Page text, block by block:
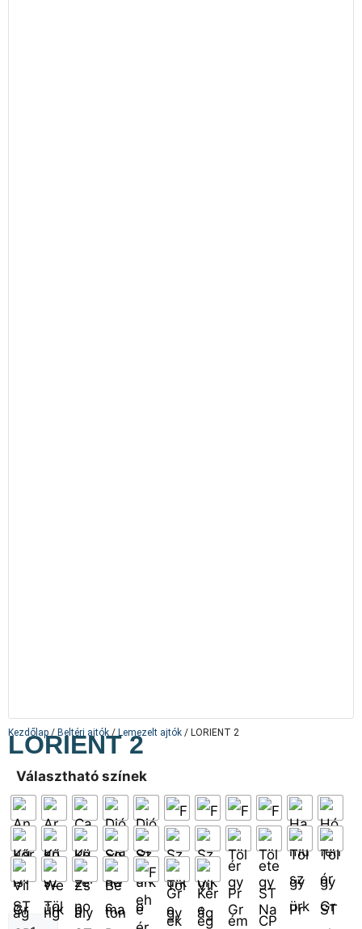
Kezdőlap / Beltéri ajtók / Lemezelt ajtók / LORIENT 2
LORIENT 2
Választható színek